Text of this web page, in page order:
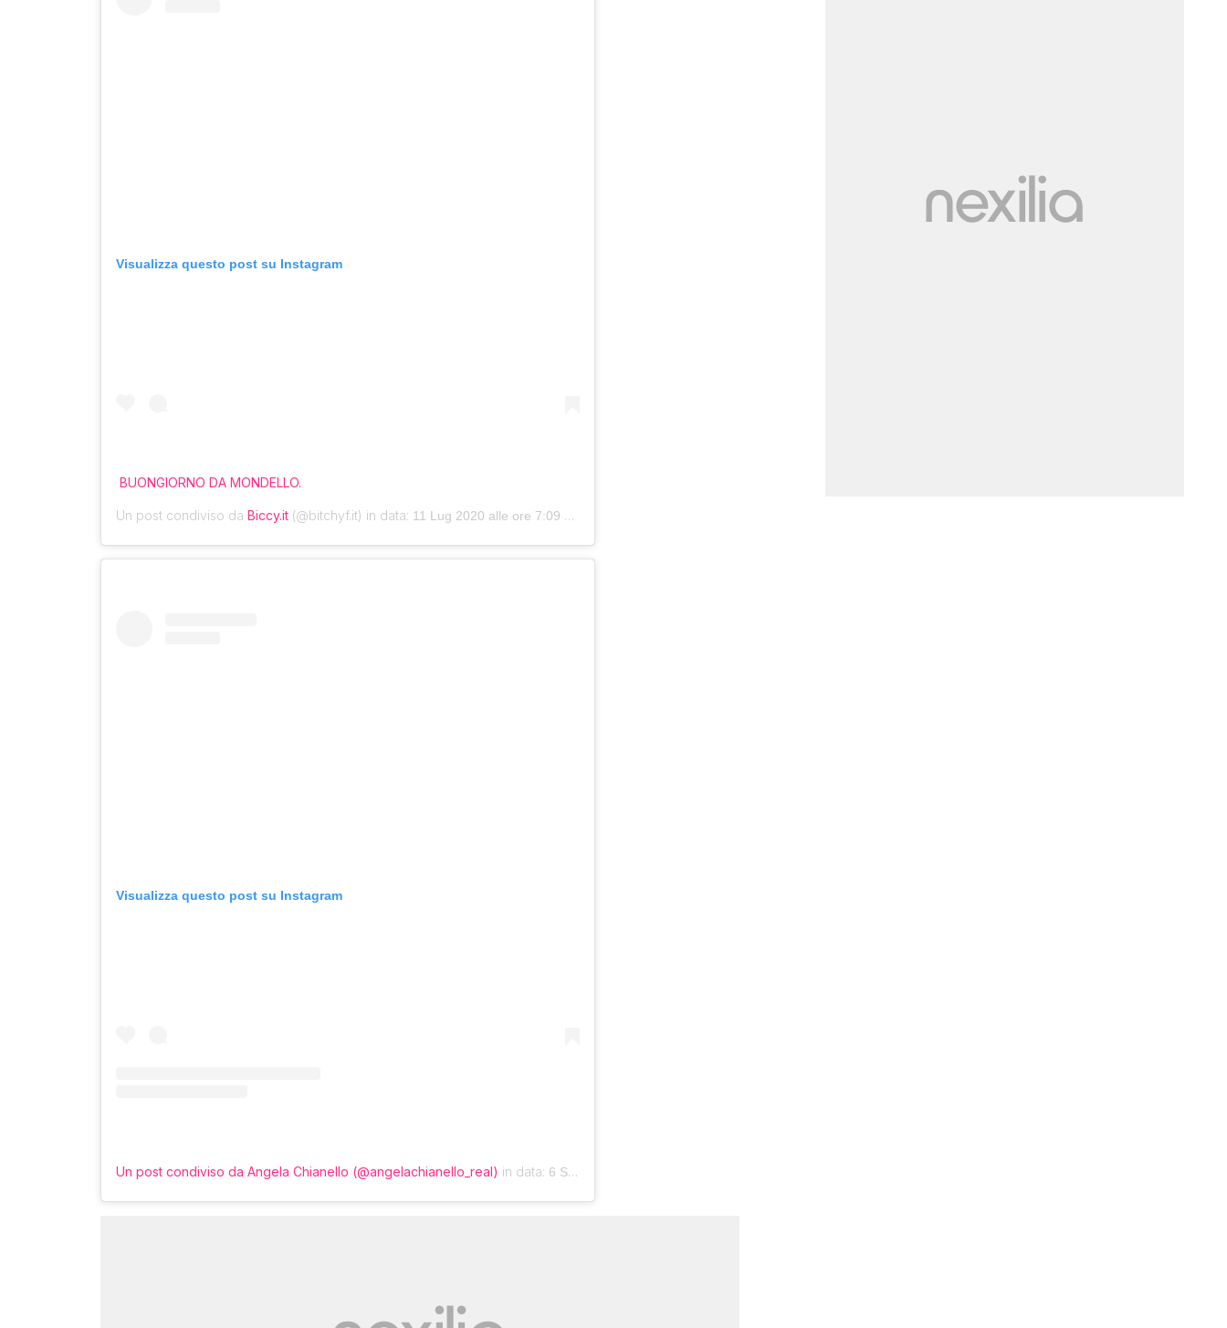
Visualizza questo post su Instagram
BUONGIORNO DA MONDELLO.
Un post condiviso da Biccy.it(@bitchyf.it) in data: 11 Lug 2020 alle ore 7:09 PDT
Visualizza questo post su Instagram
Un post condiviso da Angela Chianello (@angelachianello_real) in data: 6 Set 2020 alle ore 4:59 PDT